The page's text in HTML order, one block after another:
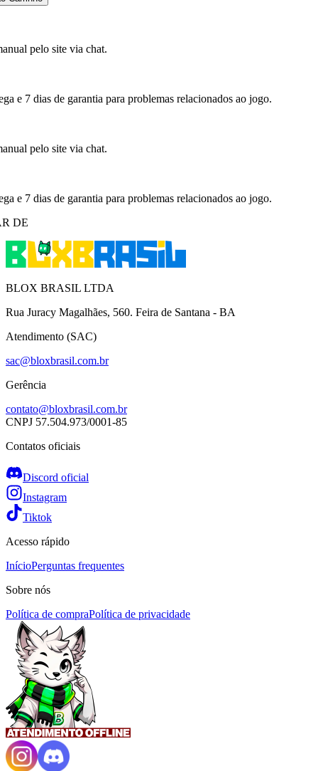
pelo site via chat.
e 7 dias de garantia para problemas relacionados ao jogo.
pelo site via chat.
e 7 dias de garantia para problemas relacionados ao jogo.
DE
BLOX BRASIL LTDA
Rua Juracy Magalhães, 560. Feira de Santana - BA
Atendimento (SAC)
sac@bloxbrasil.com.br
Gerência
contato@bloxbrasil.com.br
CNPJ 57.504.973/0001-85
Contatos oficiais
Discord oficial
Instagram
Tiktok
Acesso rápido
InícioPerguntas frequentes
Sobre nós
Política de compraPolítica de privacidade